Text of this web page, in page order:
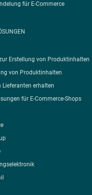
für E-Commerce
Erstellung von Produktinhalten
von Produktinhalten
Lieferanten erhalten
für E-Commerce-Shops